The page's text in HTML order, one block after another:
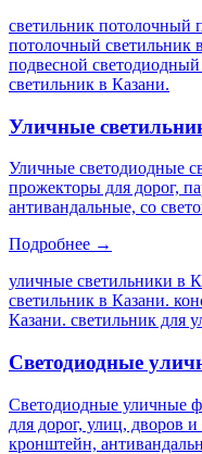
светильник потолочный
потолочный светильник
подвесной
светильник в Казани.
Уличные
Уличные светодиодные
прожекторы для дорог,
антивандальные, со
Подробнее →
уличные светильники в
светильник в Казани.
Казани. светильник для
Светодиодные
Светодиодные уличные
для дорог, улиц, дворов
кронштейн,